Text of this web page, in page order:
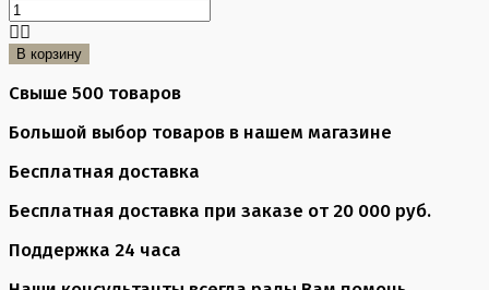
В корзину
Свыше 500 товаров
Большой выбор товаров в нашем магазине
Бесплатная доставка
Бесплатная доставка при заказе от 20 000 руб.
Поддержка 24 часа